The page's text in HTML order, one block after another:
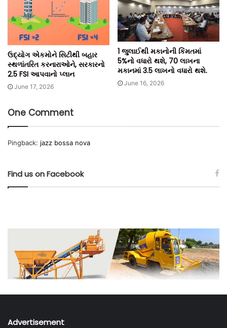
ઉદ્યોગ એકમોને સિટીથી બહાર
સ્થળાંતરિત કરનારાઓને, સરકારનો
2.5 FSI આપવાનો પ્લાન
June 17, 2026
1 જુલાઈથી મકાનોની કિંમતમાં
5%નો વધારો થશે, 70 લાખના
મકાનમાં 3.5 લાખનો વધારો થશે.
June 16, 2026
One Comment
Pingback: jazz bossa nova
Find us on Facebook
Advertisement